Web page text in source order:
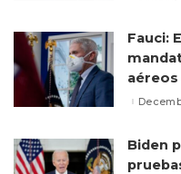
Fauci:
aéreos
Biden